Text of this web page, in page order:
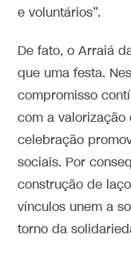
e voluntários”.
De fato, o Arraiá
que uma festa.
compromisso
com a
celebração
sociais. Por
construção de
vínculos unem a
torno da